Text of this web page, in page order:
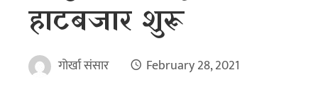
हाटबजार शुरू
गोर्खा संसार February 28, 2021